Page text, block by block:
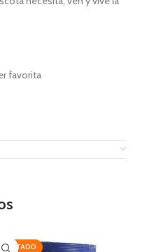
favorita
AGOTADO